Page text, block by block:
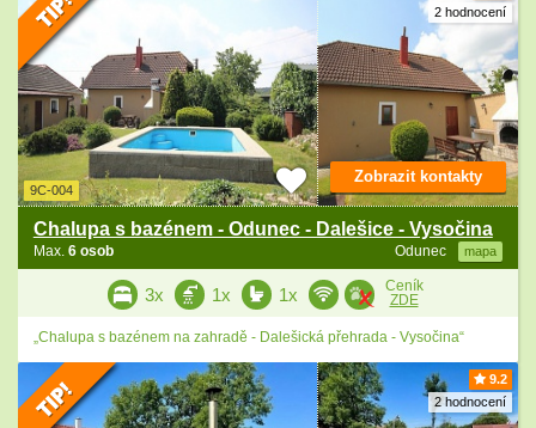
2 hodnocení
9C-004
Chalupa s bazénem - Odunec - Dalešice - Vysočina
Odunec mapa
Max. 6 osob
Zobrazit kontakty
3x 1x 1x
Ceník
ZDE
„Chalupa s bazénem na zahradě - Dalešická přehrada - Vysočina“
9.2
2 hodnocení